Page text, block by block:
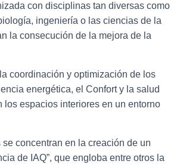
con disciplinas tan diversas como
ingeniería o las ciencias de la
la consecución de la mejora de la
coordinación y optimización de los
energética, el Confort y la salud
los espacios interiores en un entorno
concentran en la creación de un
de IAQ”, que engloba entre otros la